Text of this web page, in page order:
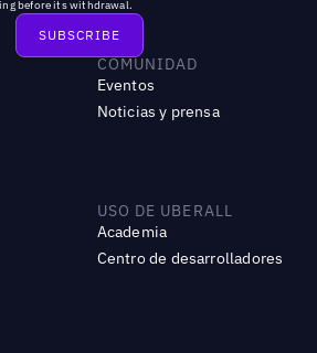
before its withdrawal.
COMUNIDAD
Eventos
Noticias y prensa
USO DE UBERALL
Academia
Centro de desarrolladores